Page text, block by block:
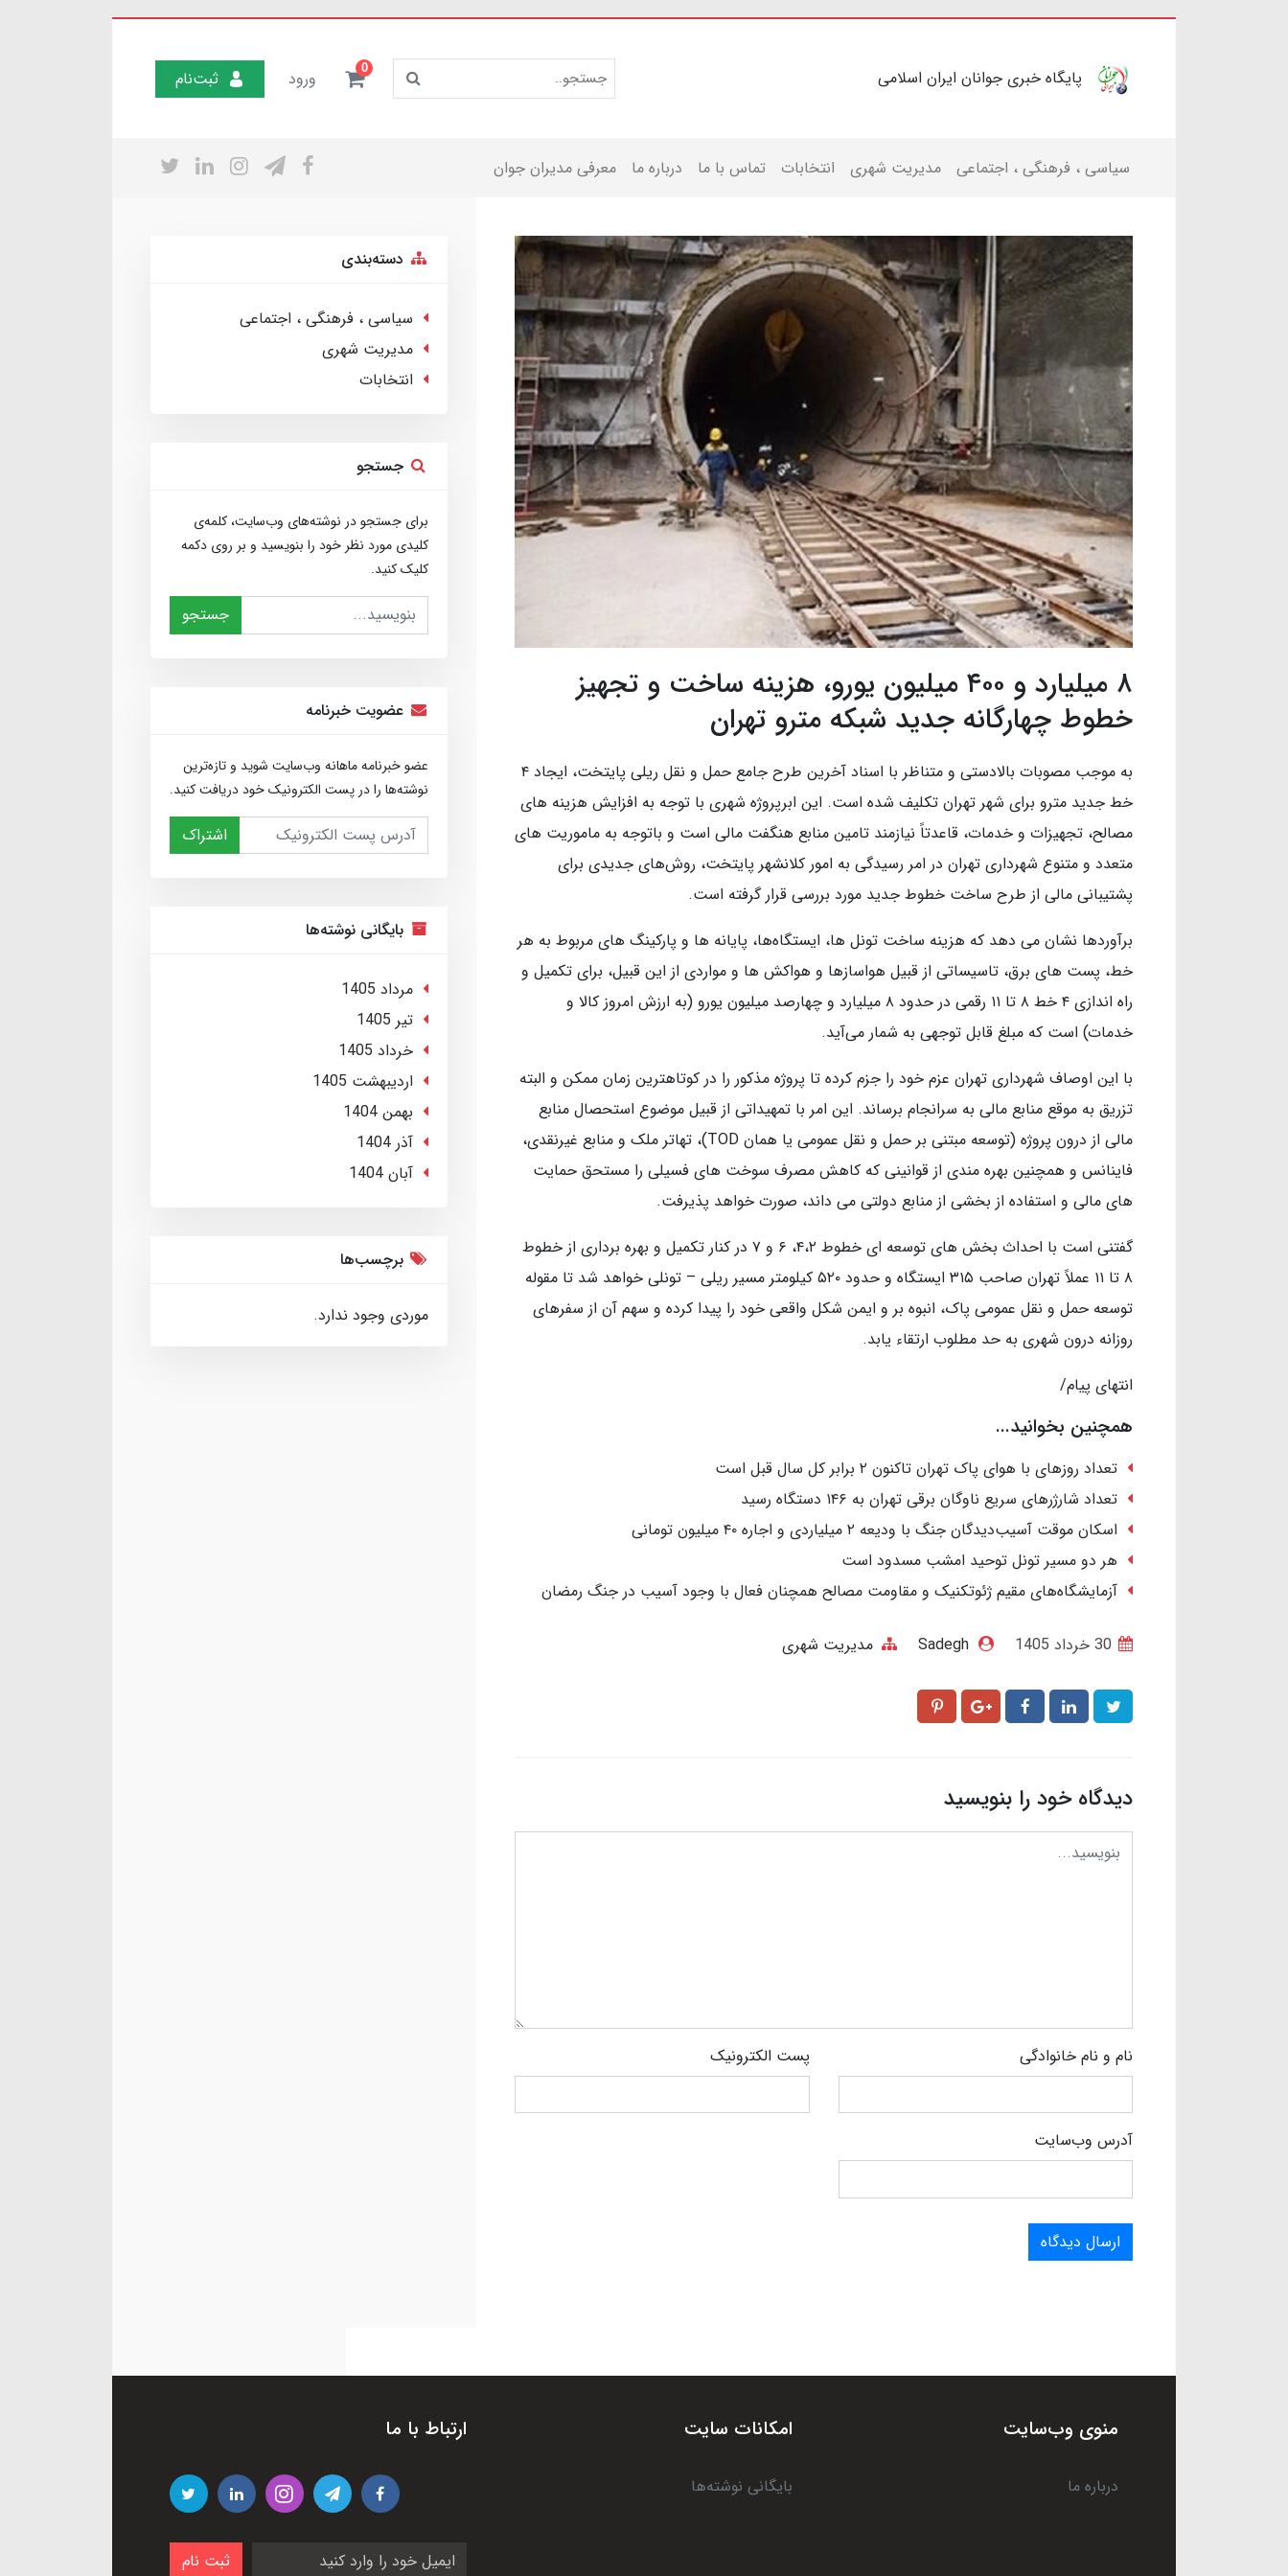
پایگاه خبری جوانان ایران اسلامی 0 ورود ثبت‌نام
سیاسی ، فرهنگی ، اجتماعی مدیریت شهری انتخابات تماس با ما درباره ما معرفی مدیران جوان
۸ میلیارد و ۴۰۰ میلیون یورو، هزینه ساخت و تجهیز
خطوط چهارگانه جدید شبکه مترو تهران
به موجب مصوبات بالادستی و متناظر با اسناد آخرین طرح جامع حمل و نقل ریلی پایتخت، ایجاد ۴
خط جدید مترو برای شهر تهران تکلیف شده است. این ابرپروژه شهری با توجه به افزایش هزینه های
مصالح، تجهیزات و خدمات، قاعدتاً نیازمند تامین منابع هنگفت مالی است و باتوجه به ماموریت های
متعدد و متنوع شهرداری تهران در امر رسیدگی به امور کلانشهر پایتخت، روش‌های جدیدی برای
پشتیبانی مالی از طرح ساخت خطوط جدید مورد بررسی قرار گرفته است.
برآوردها نشان می دهد که هزینه ساخت تونل ها، ایستگاه‌ها، پایانه ها و پارکینگ های مربوط به هر
خط، پست های برق، تاسیساتی از قبیل هواسازها و هواکش ها و مواردی از این قبیل، برای تکمیل و
راه اندازی ۴ خط ۸ تا ۱۱ رقمی در حدود ۸ میلیارد و چهارصد میلیون یورو (به ارزش امروز کالا و
خدمات) است که مبلغ قابل توجهی به شمار می‌آید.
با این اوصاف شهرداری تهران عزم خود را جزم کرده تا پروژه مذکور را در کوتاهترین زمان ممکن و البته
تزریق به موقع منابع مالی به سرانجام برساند. این امر با تمهیداتی از قبیل موضوع استحصال منابع
مالی از درون پروژه (توسعه مبتنی بر حمل و نقل عمومی یا همان TOD)، تهاتر ملک و منابع غیرنقدی،
فاینانس و همچنین بهره مندی از قوانینی که کاهش مصرف سوخت های فسیلی را مستحق حمایت
های مالی و استفاده از بخشی از منابع دولتی می داند، صورت خواهد پذیرفت.
گفتنی است با احداث بخش های توسعه ای خطوط ۴،۲، ۶ و ۷ در کنار تکمیل و بهره برداری از خطوط
۸ تا ۱۱ عملاً تهران صاحب ۳۱۵ ایستگاه و حدود ۵۲۰ کیلومتر مسیر ریلی – تونلی خواهد شد تا مقوله
توسعه حمل و نقل عمومی پاک، انبوه بر و ایمن شکل واقعی خود را پیدا کرده و سهم آن از سفرهای
روزانه درون شهری به حد مطلوب ارتقاء یابد.
انتهای پیام/
همچنین بخوانید...
تعداد روزهای با هوای پاک تهران تاکنون ۲ برابر کل سال قبل است
تعداد شارژرهای سریع ناوگان برقی تهران به ۱۴۶ دستگاه رسید
اسکان موقت آسیب‌دیدگان جنگ با ودیعه ۲ میلیاردی و اجاره ۴۰ میلیون تومانی
هر دو مسیر تونل توحید امشب مسدود است
آزمایشگاه‌های مقیم ژئوتکنیک و مقاومت مصالح همچنان فعال با وجود آسیب در جنگ رمضان
Sadegh مدیریت شهری
دیدگاه خود را بنویسید
نام و نام خانوادگی پست الکترونیک
آدرس وب‌سایت
ارسال دیدگاه
دسته‌بندی
سیاسی ، فرهنگی ، اجتماعی
مدیریت شهری
انتخابات
جستجو
برای جستجو در نوشته‌های وب‌سایت، کلمه‌ی
کلیدی مورد نظر خود را بنویسید و بر روی دکمه
کلیک کنید.
جستجو
عضویت خبرنامه
عضو خبرنامه ماهانه وب‌سایت شوید و تازه‌ترین
نوشته‌ها را در پست الکترونیک خود دریافت کنید.
اشتراک
بایگانی نوشته‌ها
مرداد 1405
تير 1405
خرداد 1405
ارديبهشت 1405
بهمن 1404
آذر 1404
آبان 1404
برچسب‌ها
موردی وجود ندارد.
منوی وب‌سایت
درباره ما
امکانات سایت
بایگانی نوشته‌ها
ارتباط با ما
ثبت نام